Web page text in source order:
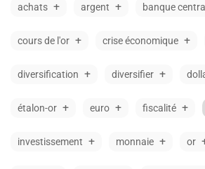
achats argent banque
cours de l'or crise économique
diversification diversifier
étalon-or euro fiscalité
investissement monnaie or